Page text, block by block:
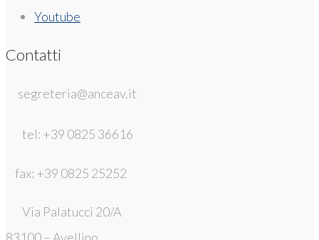
Youtube
Contatti
segreteria@anceav.it
tel: +39 0825 36616
fax: +39 0825 25252
Via Palatucci 20/A